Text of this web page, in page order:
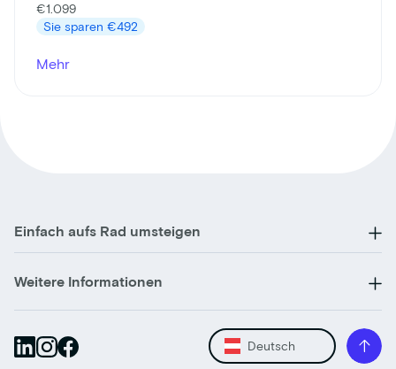
€1.099
Sie sparen €492
Mehr
Einfach aufs Rad umsteigen
Weitere Informationen
Deutsch